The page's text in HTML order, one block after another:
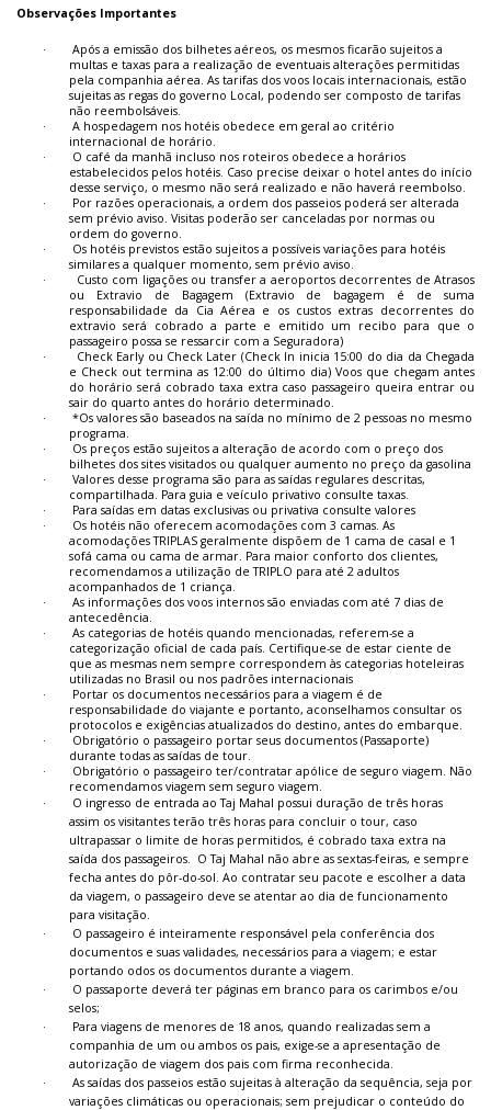
Observações Importantes
·
Após a emissão dos bilhetes aéreos, os mesmos ficarão sujeitos a
multas e taxas para a realização de eventuais alterações permitidas
pela companhia aérea. As tarifas dos voos locais internacionais, estão
sujeitas as regas do governo Local, podendo ser composto de tarifas
não reembolsáveis.
·
A hospedagem nos hotéis obedece em geral ao critério
internacional de horário.
·
O café da manhã incluso nos roteiros obedece a horários
estabelecidos pelos hotéis. Caso precise deixar o hotel antes do início
desse serviço, o mesmo não será realizado e não haverá reembolso.
·
Por razões operacionais, a ordem dos passeios poderá ser alterada
sem prévio aviso. Visitas poderão ser canceladas por normas ou
ordem do governo.
·
Os hotéis previstos estão sujeitos a possíveis variações para hotéis
similares a qualquer momento, sem prévio aviso.
·
Custo com ligações ou transfer a aeroportos decorrentes de Atrasos
ou Extravio de Bagagem (Extravio de bagagem é de suma
responsabilidade da Cia Aérea e os custos extras decorrentes do
extravio será cobrado a parte e emitido um recibo para que o
passageiro possa se ressarcir com a Seguradora)
·
Check Early ou Check Later (Check In inicia 15:00 do dia da Chegada
e Check out termina as 12:00 do último dia) Voos que chegam antes
do horário será cobrado taxa extra caso passageiro queira entrar ou
sair do quarto antes do horário determinado.
·
*Os valores são baseados na saída no mínimo de 2 pessoas no mesmo
programa.
·
Os preços estão sujeitos a alteração de acordo com o preço dos
bilhetes dos sites visitados ou qualquer aumento no preço da gasolina
·
Valores desse programa são para as saídas regulares descritas,
compartilhada. Para guia e veículo privativo consulte taxas.
·
Para saídas em datas exclusivas ou privativa consulte valores
·
Os hotéis não oferecem acomodações com 3 camas. As
acomodações TRIPLAS geralmente dispõem de 1 cama de casal e 1
sofá cama ou cama de armar. Para maior conforto dos clientes,
recomendamos a utilização de TRIPLO para até 2 adultos
acompanhados de 1 criança.
·
As informações dos voos internos são enviadas com até 7 dias de
antecedência.
·
As categorias de hotéis quando mencionadas, referem-se a
categorização oficial de cada país. Certifique-se de estar ciente de
que as mesmas nem sempre correspondem às categorias hoteleiras
utilizadas no Brasil ou nos padrões internacionais
·
Portar os documentos necessários para a viagem é de
responsabilidade do viajante e portanto, aconselhamos consultar os
protocolos e exigências atualizados do destino, antes do embarque.
·
Obrigatório o passageiro portar seus documentos (Passaporte)
durante todas as saídas de tour.
·
Obrigatório o passageiro ter/contratar apólice de seguro viagem. Não
recomendamos viagem sem seguro viagem.
·
O ingresso de entrada ao Taj Mahal possui duração de três horas
assim os visitantes terão três horas para concluir o tour, caso
ultrapassar o limite de horas permitidos, é cobrado taxa extra na
saída dos passageiros. O Taj Mahal não abre as sextas-feiras, e sempre
fecha antes do pôr-do-sol. Ao contratar seu pacote e escolher a data
da viagem, o passageiro deve se atentar ao dia de funcionamento
para visitação.
·
O passageiro é inteiramente responsável pela conferência dos
documentos e suas validades, necessários para a viagem; e estar
portando odos os documentos durante a viagem.
·
O passaporte deverá ter páginas em branco para os carimbos e/ou
selos;
·
Para viagens de menores de 18 anos, quando realizadas sem a
companhia de um ou ambos os pais, exige-se a apresentação de
autorização de viagem dos pais com firma reconhecida.
·
As saídas dos passeios estão sujeitas à alteração da sequência, seja por
variações climáticas ou operacionais; sem prejudicar o conteúdo do